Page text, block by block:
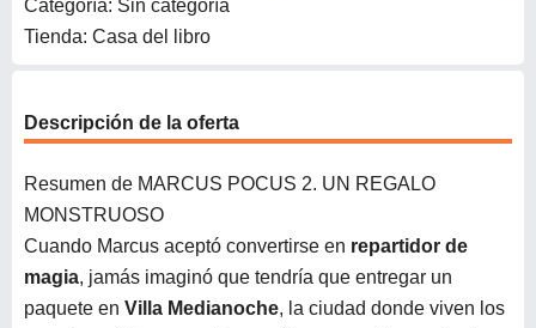
Categoría: Sin categoría
Tienda: Casa del libro
Descripción de la oferta
Resumen de MARCUS POCUS 2. UN REGALO
MONSTRUOSO
Cuando Marcus aceptó convertirse en repartidor de
magia, jamás imaginó que tendría que entregar un
paquete en Villa Medianoche, la ciudad donde viven los